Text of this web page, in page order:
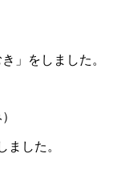
」をしました。
ました。